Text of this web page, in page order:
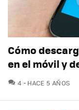
Cómo
en el móvil y
4 COMENTARIOS
HACE 5 AÑOS